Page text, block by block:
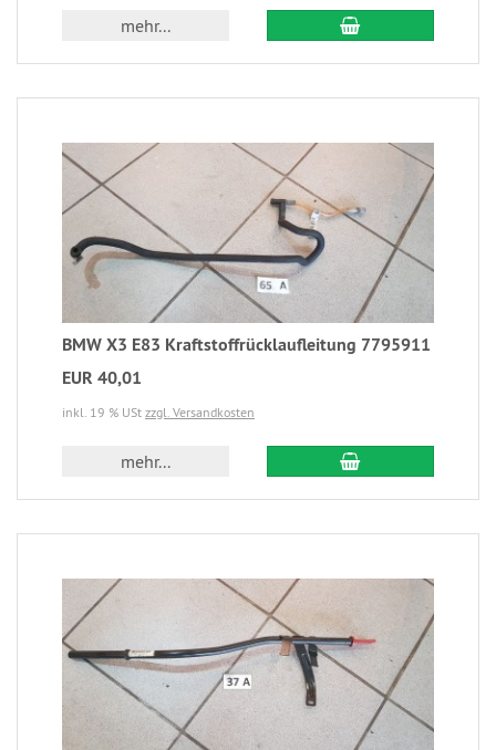
mehr...
BMW X3 E83 Kraftstoffrücklaufleitung 7795911
EUR 40,01
inkl. 19 % USt zzgl. Versandkosten
mehr...